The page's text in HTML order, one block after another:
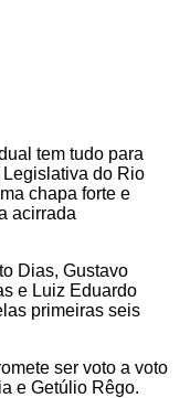
tem tudo para
do Rio
chapa forte e
acirrada
Dias, Gustavo
e Luiz Eduardo
primeiras seis
ser voto a voto
e Getúlio Rêgo.